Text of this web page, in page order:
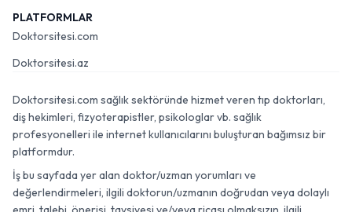
PLATFORMLAR
Doktorsitesi.com
Doktorsitesi.az
Doktorsitesi.com sağlık sektöründe hizmet veren tıp doktorları,
diş hekimleri, fizyoterapistler, psikologlar vb. sağlık
profesyonelleri ile internet kullanıcılarını buluşturan bağımsız bir
platformdur.
İş bu sayfada yer alan doktor/uzman yorumları ve
değerlendirmeleri, ilgili doktorun/uzmanın doğrudan veya dolaylı